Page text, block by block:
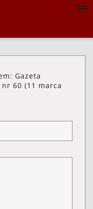
Gazeta
nr 60 (11 marca